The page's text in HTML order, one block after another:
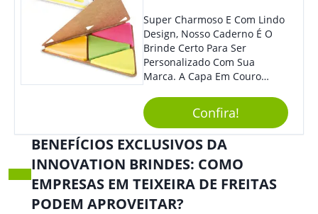
Super Charmoso E Com Lindo
Design, Nosso Caderno É O
Brinde Certo Para Ser
Personalizado Com Sua
Marca. A Capa Em Couro
Elástico Permite Maior
Segurança Ao Carregá-Lo.
Ofereça A Seus Clientes E
Colaboradores, Sem Dúvidas
Eles Irão Adorar.
Confira!
BENEFÍCIOS EXCLUSIVOS DA
INNOVATION BRINDES: COMO
EMPRESAS EM TEIXEIRA DE FREITAS
PODEM APROVEITAR?